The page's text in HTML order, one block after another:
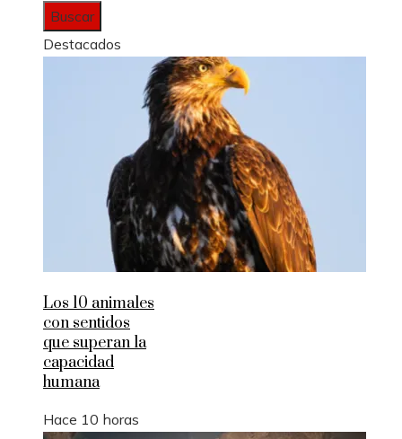
Destacados
Los 10 animales
con sentidos
que superan la
capacidad
humana
Hace 10 horas